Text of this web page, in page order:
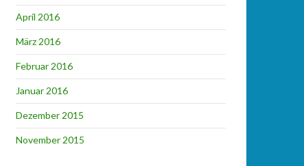
April 2016
März 2016
Februar 2016
Januar 2016
Dezember 2015
November 2015